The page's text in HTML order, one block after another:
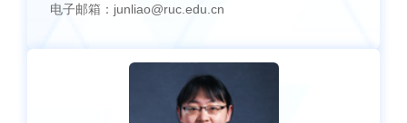
电子邮箱： junliao@ruc.edu.cn